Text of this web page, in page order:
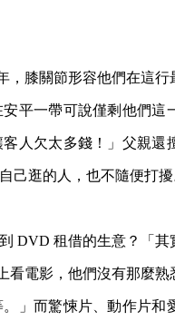
，膝關節形容他們在這
平一帶可說僅剩他們這
人欠太多錢！」父親還
己逛的人，也不隨便打擾
DVD 租借的生意？「
電影，他們沒有那麼熟
」而驚悚片、動作片和